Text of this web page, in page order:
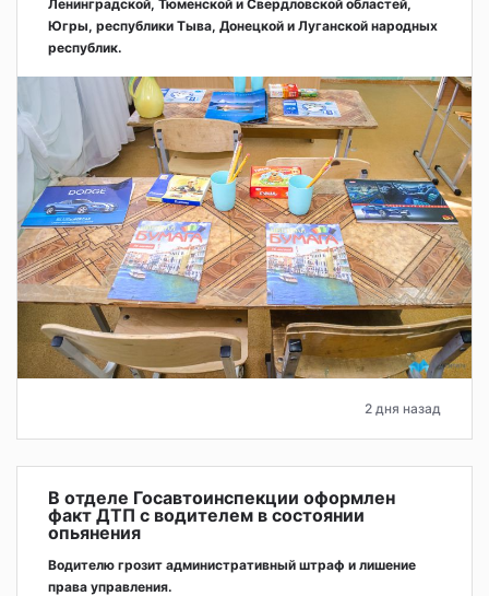
Ленинградской, Тюменской и Свердловской областей,
Югры, республики Тыва, Донецкой и Луганской народных
республик.
2 дня назад
В отделе Госавтоинспекции оформлен
факт ДТП с водителем в состоянии
опьянения
Водителю грозит административный штраф и лишение
права управления.